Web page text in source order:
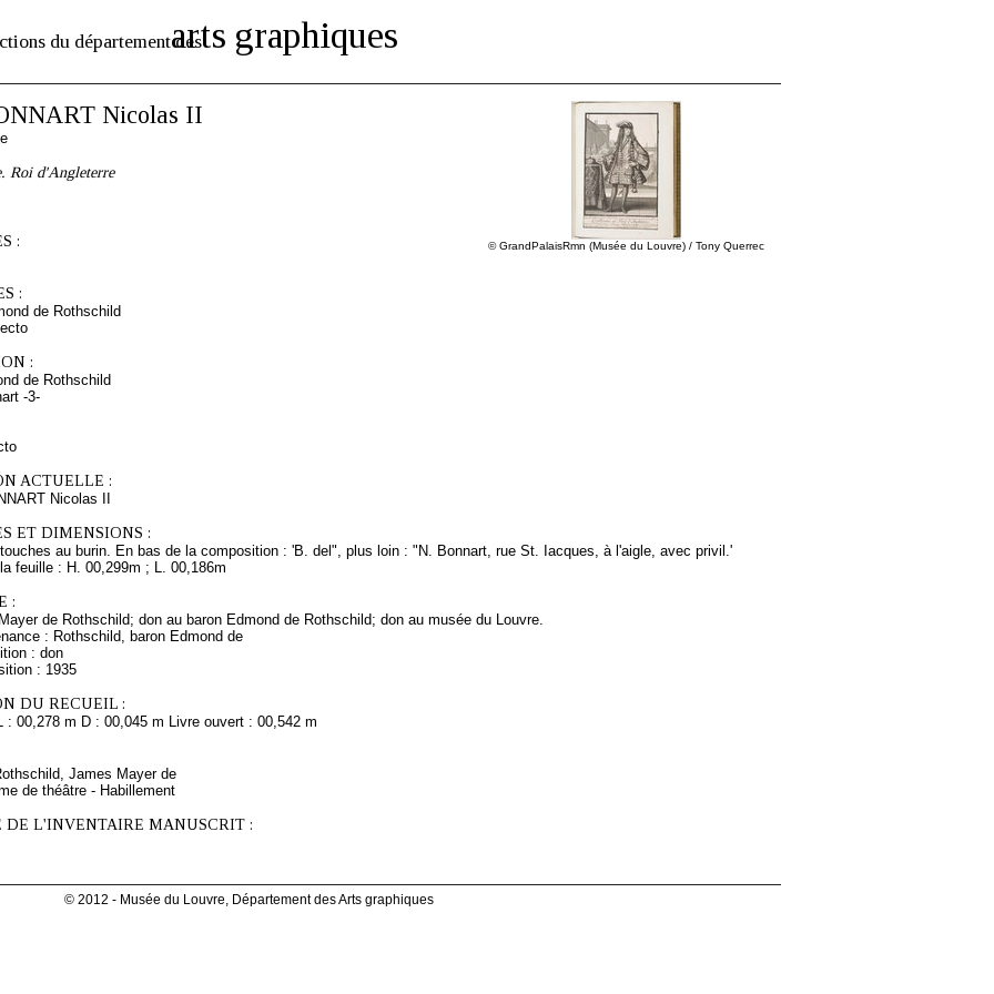
du département desarts graphiques
© GrandPalaisRmn (Musée du Louvre) / Tony Querrec
Nicolas II
Roi d'Angleterre
:
:
de Rothschild
:
de Rothschild
-3-
ACTUELLE :
Nicolas II
ET DIMENSIONS :
au burin. En bas de la composition : 'B. del", plus loin : "N. Bonnart, rue St. Iacques, à l'aigle, avec privil.'
feuille : H. 00,299m ; L. 00,186m
:
de Rothschild; don au baron Edmond de Rothschild; don au musée du Louvre.
: Rothschild, baron Edmond de
: don
: 1935
DU RECUEIL :
: 00,278 m D : 00,045 m Livre ouvert : 00,542 m
James Mayer de
de théâtre - Habillement
DE L'INVENTAIRE MANUSCRIT :
© 2012 - Musée du Louvre, Département des Arts graphiques